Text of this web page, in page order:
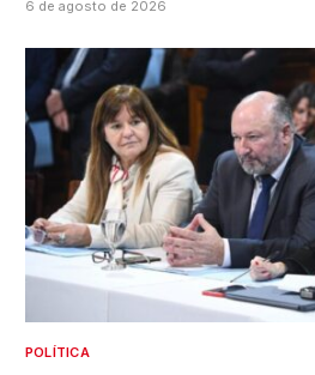
6 de agosto de 2026
POLÍTICA